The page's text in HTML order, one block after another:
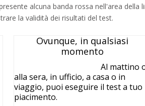
alcuna banda rossa nell'area
la validità dei risultati del test.
Ovunque, in qualsiasi
momento
Al mattino
alla sera, in ufficio, a casa o in
viaggio, puoi eseguire il test a tuo
piacimento.